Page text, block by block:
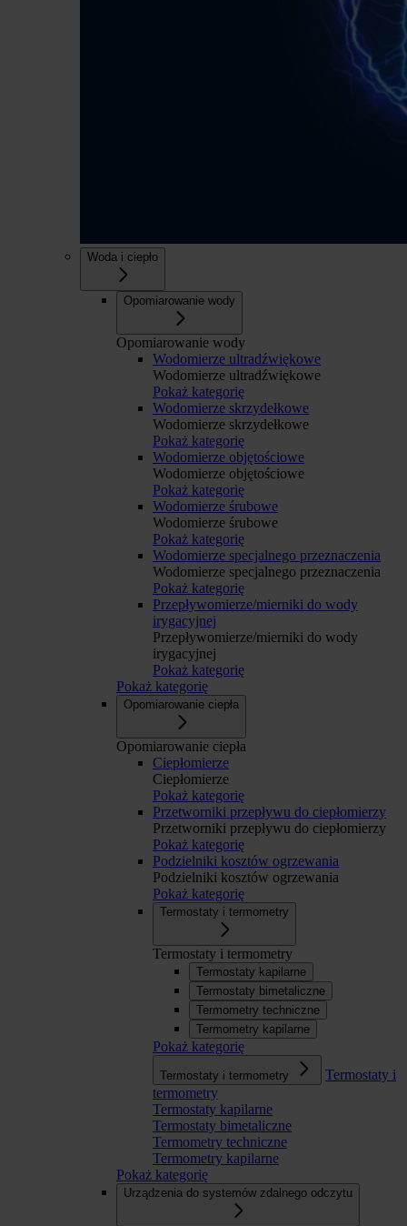
Woda i ciepło
Opomiarowanie wody
Opomiarowanie wody
Wodomierze ultradźwiękowe
Wodomierze ultradźwiękowe
Pokaż kategorię
Wodomierze skrzydełkowe
Wodomierze skrzydełkowe
Pokaż kategorię
Wodomierze objętościowe
Wodomierze objętościowe
Pokaż kategorię
Wodomierze śrubowe
Wodomierze śrubowe
Pokaż kategorię
Wodomierze specjalnego przeznaczenia
Wodomierze specjalnego przeznaczenia
Pokaż kategorię
Przepływomierze/mierniki do wody
irygacyjnej
Przepływomierze/mierniki do wody
irygacyjnej
Pokaż kategorię
Pokaż kategorię
Opomiarowanie ciepła
Opomiarowanie ciepła
Ciepłomierze
Ciepłomierze
Pokaż kategorię
Przetworniki przepływu do ciepłomierzy
Przetworniki przepływu do ciepłomierzy
Pokaż kategorię
Podzielniki kosztów ogrzewania
Podzielniki kosztów ogrzewania
Pokaż kategorię
Termostaty i termometry
Termostaty i termometry
Termostaty kapilarne
Termostaty bimetaliczne
Termometry techniczne
Termometry kapilarne
Pokaż kategorię
Termostaty i termometry
Termostaty i
termometry
Termostaty kapilarne
Termostaty bimetaliczne
Termometry techniczne
Termometry kapilarne
Pokaż kategorię
Urządzenia do systemów zdalnego odczytu